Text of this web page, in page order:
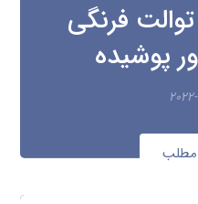
فرنگی
پوشیده
۲۴
مطلب